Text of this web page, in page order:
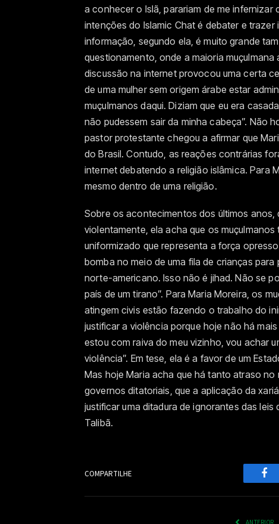
a conhecer o Islã, parariam de me infernizar
intenções do Islamic Chat é debater e
informação, segundo ela, é muito grande
questionamento, onde a maioria
discussão na internet provocou uma certa
de uma mulher sem origem árabe estar
muçulmanos daqui. Diziam que eu era
não pudessem sair da minha cabeça”. Não
pastor protestante chegou a afirmar que
do Brasil. Contudo, as reações contrárias
internet debatendo a religião islâmica. Para
mesmo dentro de uma religião.
Sobre os acontecimentos dos últimos
violentamente, ela acha que os
uniformizado que representa a força
bomba no meio de uma fila de crianças
norte-americano. Isso não é jihad. Não se
país de um tirano”. Para Maria Moreira, os
atingem civis estão fazendo o trabalho do
justificar a violência porque hoje não há
estou com raiva do meu vizinho, vou achar
violência”. Em tese, ela é a favor de um
Mas hoje Maria acha que há tanto atraso
governos ditatoriais, que a aplicação da
justificar uma ditadura de ignorantes das
Talibã.
COMPARTILHE